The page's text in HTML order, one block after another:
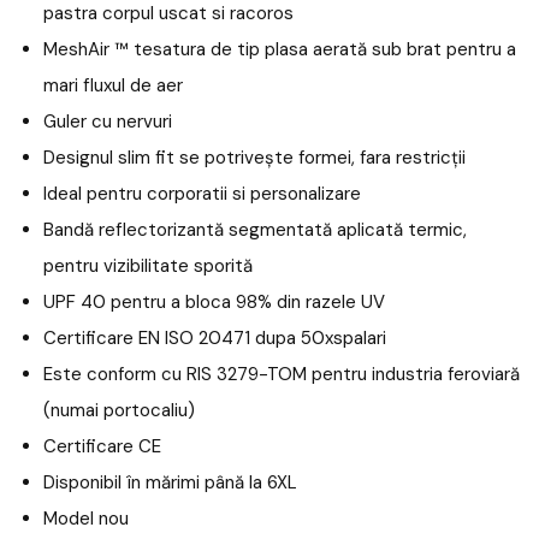
pastra corpul uscat si racoros
MeshAir ™ tesatura de tip plasa aerată sub brat pentru a
mari fluxul de aer
Guler cu nervuri
Designul slim fit se potrivește formei, fara restricții
Ideal pentru corporatii si personalizare
Bandă reflectorizantă segmentată aplicată termic,
pentru vizibilitate sporită
UPF 40 pentru a bloca 98% din razele UV
Certificare EN ISO 20471 dupa 50xspalari
Este conform cu RIS 3279-TOM pentru industria feroviară
(numai portocaliu)
Certificare CE
Disponibil în mărimi până la 6XL
Model nou